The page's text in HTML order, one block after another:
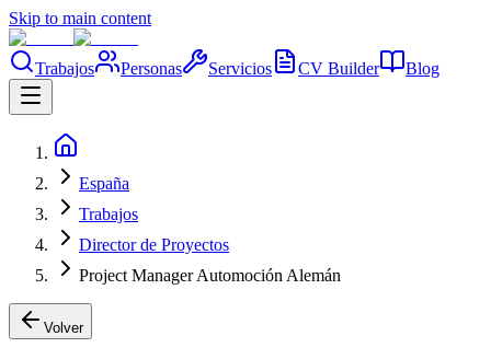
Skip to main content
Trabajos Personas Servicios CV Builder Blog
España
Trabajos
Director de Proyectos
Project Manager Automoción Alemán
Volver